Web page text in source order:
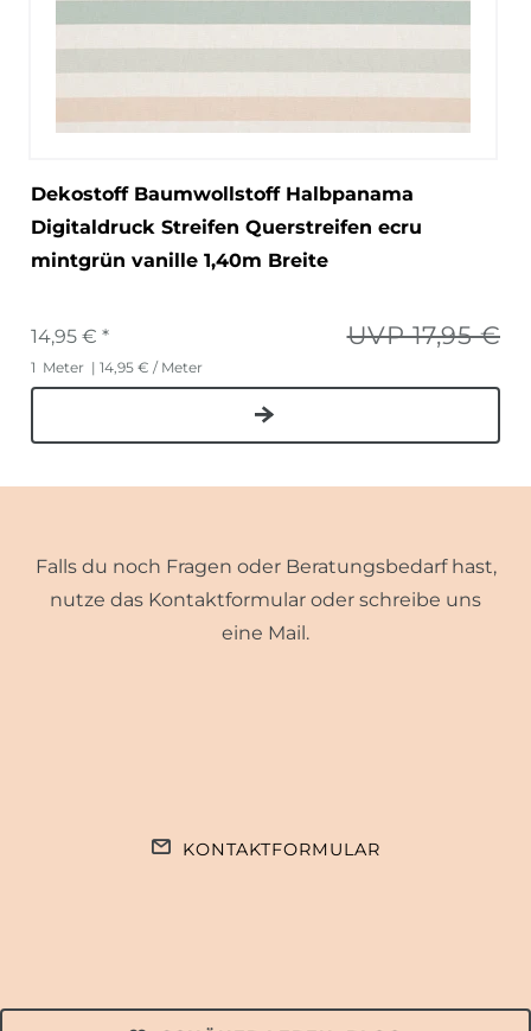
Dekostoff Baumwollstoff Halbpanama
Digitaldruck Streifen Querstreifen ecru
mintgrün vanille 1,40m Breite
UVP 17,95 €
14,95 € *
1 Meter | 14,95 € / Meter
Falls du noch Fragen oder Beratungsbedarf hast,
nutze das Kontaktformular oder schreibe uns
eine Mail.
KONTAKTFORMULAR